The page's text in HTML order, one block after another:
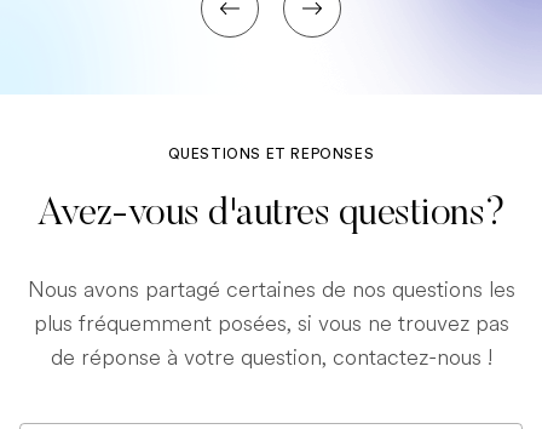
QUESTIONS ET REPONSES
Avez-vous d'autres questions?
Nous avons partagé certaines de nos questions les
plus fréquemment posées, si vous ne trouvez pas
de réponse à votre question, contactez-nous !